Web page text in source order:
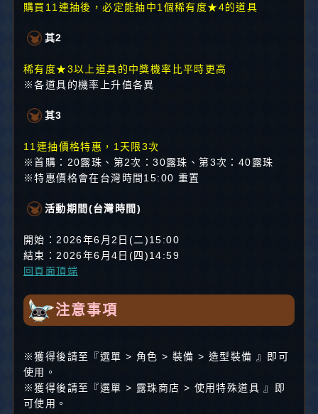
購買11連抽後，必定能抽中1個稀有度★4的道具
其2
稀有度★3以上道具的中獎機率比平時更高
※各道具的機率上升值各異
其3
11連抽價格特惠，1天限3次
※首購：20露珠、第2次：30露珠、第3次：40露珠
※特惠價格會在台灣時間15:00 重置
活動期間(台灣時間)
開始：2026年6月2日(二)15:00
結束：2026年6月4日(四)14:59
回頁面頂端
注意事項
※獲得後請至『選單 > 角色 > 裝備 > 造型裝備 』即可
使用。
※獲得後請至『選單 > 露珠商店 > 使用特殊道具 』即
可使用。